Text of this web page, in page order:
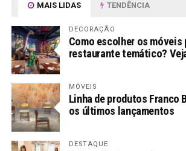
MAIS LIDAS TENDÊNCIA
DECORAÇÃO
Como escolher os móveis
restaurante temático?
MÓVEIS
Linha de produtos Franco
os últimos lançamentos
DESTAQUE